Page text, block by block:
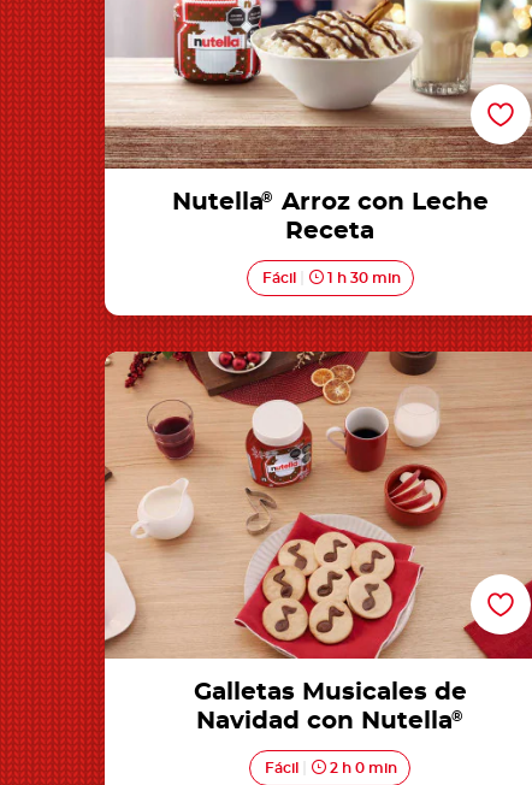
Nutella®
Arroz con Leche
Receta
Fácil 1 h 30 min
Galletas Musicales de Navidad con Nutella®
Galletas Musicales de
Navidad con Nutella®
Fácil 2 h 0 min